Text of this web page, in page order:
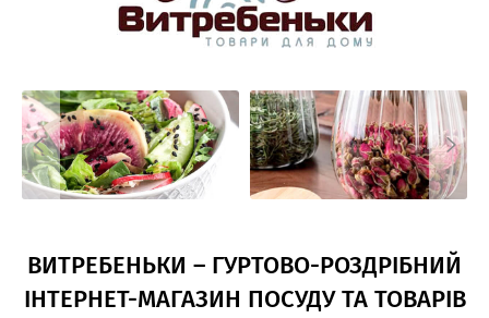
ВИТРЕБЕНЬКИ – ГУРТОВО-РОЗДРІБНИЙ
ІНТЕРНЕТ-МАГАЗИН ПОСУДУ ТА ТОВАРІВ